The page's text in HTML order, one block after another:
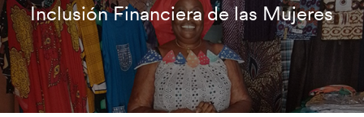
Inclusión Financiera de las Mujeres